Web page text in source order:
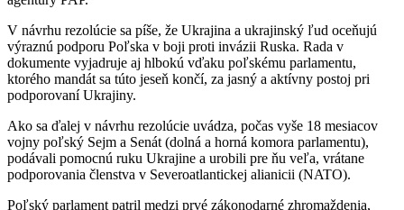
V návrhu rezolúcie sa píše, že Ukrajina a ukrajinský ľud oceňujú
výraznú podporu Poľska v boji proti invázii Ruska. Rada v
dokumente vyjadruje aj hlbokú vďaku poľskému parlamentu,
ktorého mandát sa túto jeseň končí, za jasný a aktívny postoj pri
podporovaní Ukrajiny.
Ako sa ďalej v návrhu rezolúcie uvádza, počas vyše 18 mesiacov
vojny poľský Sejm a Senát (dolná a horná komora parlamentu),
podávali pomocnú ruku Ukrajine a urobili pre ňu veľa, vrátane
podporovania členstva v Severoatlantickej alianicii (NATO).
Poľský parlament patril medzi prvé zákonodarné zhromaždenia,